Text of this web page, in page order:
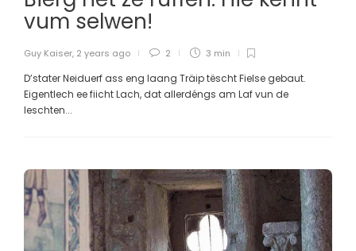
vum selwen!
Guy Kaiser, 2 years ago 2 3 min
D’stater Neiduerf ass eng laang Träip tëscht Fielse gebaut.
Eigentlech ee fiicht Lach, dat allerdéngs am Laf vun de
leschten...